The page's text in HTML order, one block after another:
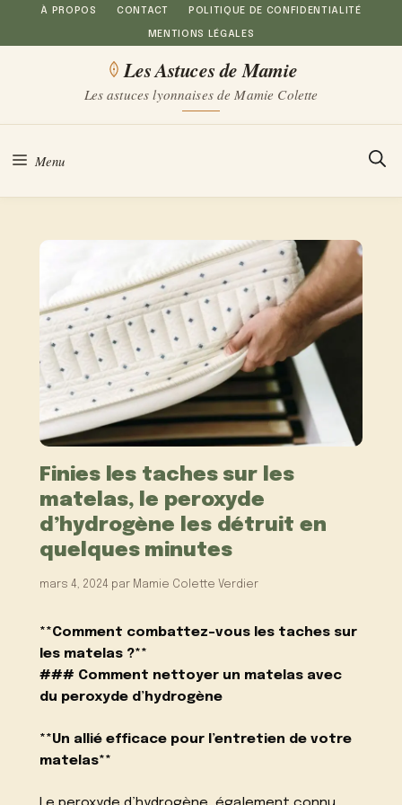
Aller
au
À PROPOS CONTACT POLITIQUE DE CONFIDENTIALITÉ
MENTIONS LÉGALES
Les Astuces de Mamie
Les astuces lyonnaises de Mamie Colette
Menu
Finies les taches sur les
matelas, le peroxyde
d’hydrogène les détruit en
quelques minutes
mars 4, 2024 par Mamie Colette Verdier
**Comment combattez-vous les taches sur
les matelas ?**
### Comment nettoyer un matelas avec
du peroxyde d’hydrogène
**Un allié efficace pour l’entretien de votre
matelas**